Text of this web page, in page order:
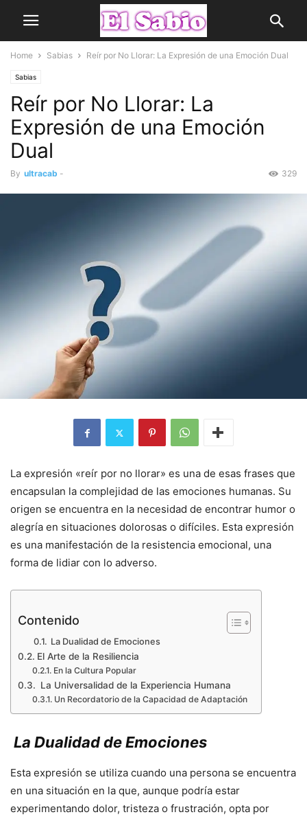
Home Sabias Reír por No Llorar: La Expresión de una Emoción Dual
Sabias
Reír por No Llorar: La
Expresión de una Emoción
Dual
By ultracab - 329
La expresión «reír por no llorar» es una de esas frases que
encapsulan la complejidad de las emociones humanas. Su
origen se encuentra en la necesidad de encontrar humor o
alegría en situaciones dolorosas o difíciles. Esta expresión
es una manifestación de la resistencia emocional, una
forma de lidiar con lo adverso.
Contenido
La Dualidad de Emociones
El Arte de la Resiliencia
En la Cultura Popular
La Universalidad de la Experiencia Humana
Un Recordatorio de la Capacidad de Adaptación
La Dualidad de Emociones
Esta expresión se utiliza cuando una persona se encuentra
en una situación en la que, aunque podría estar
experimentando dolor, tristeza o frustración, opta por